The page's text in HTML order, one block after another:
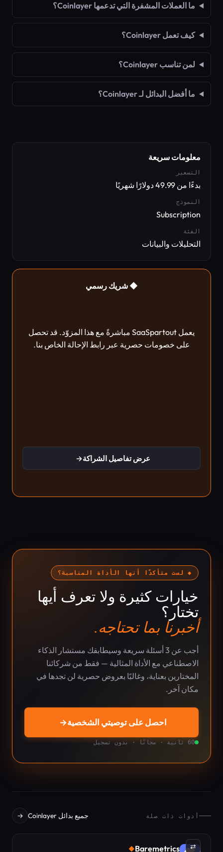
ما العملات المشفرة التي تدعمها Coinlayer؟
كيف تعمل Coinlayer؟
لمن تناسب Coinlayer؟
ما أفضل البدائل لـ Coinlayer؟
معلومات سريعة
التسعير
بدءًا من 49.99 دولارًا شهريًا
النموذج
Subscription
الفئة
التحليلات والبيانات
◆ شريك رسمي
يعمل SaaSpartout مباشرةً مع هذا المزوّد. قد تحصل
على خصومات حصرية عبر رابط الإحالة الخاص بنا.
عرض تفاصيل الشراكة→
◆ لست متأكدًا أنها الأداة المناسبة؟
خيارات كثيرة ولا تعرف أيها
تختار؟
أخبرنا بما تحتاجه.
أجب عن 3 أسئلة سريعة وسيطابقك مستشار الذكاء
الاصطناعي مع الأداة المثالية — فقط من شركائنا
المختارين بعناية، وغالبًا بعروض حصرية لن تجدها في
مكان آخر.
احصل على توصيتي الشخصية→
60 ثانية · مجانًا · بدون تسجيل
أدوات ذات صلة جميع بدائل Coinlayer →
⇄
Baremetrics
◆